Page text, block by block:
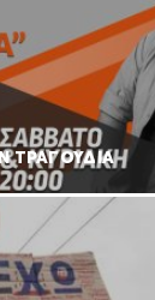
ΤΡΑΓΟΥΔΙΑ